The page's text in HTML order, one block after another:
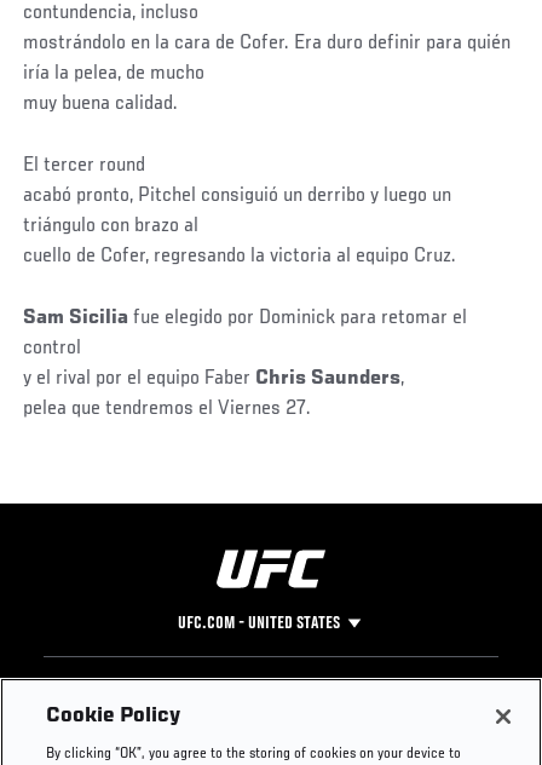
contundencia, incluso
mostrándolo en la cara de Cofer. Era duro definir para quién
iría la pelea, de mucho
muy buena calidad.
El tercer round
acabó pronto, Pitchel consiguió un derribo y luego un
triángulo con brazo al
cuello de Cofer, regresando la victoria al equipo Cruz.
Sam Sicilia fue elegido por Dominick para retomar el
control
y el rival por el equipo Faber Chris Saunders,
pelea que tendremos el Viernes 27.
UFC.COM - UNITED STATES
Footer
UFC
Cookie Policy
By clicking “OK”, you agree to the storing of cookies on your device to